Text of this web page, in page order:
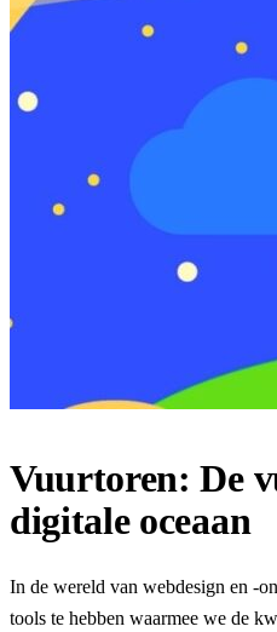
Vuurtoren: De
digitale oceaan
In de wereld van webdesign en -
tools te hebben waarmee we de